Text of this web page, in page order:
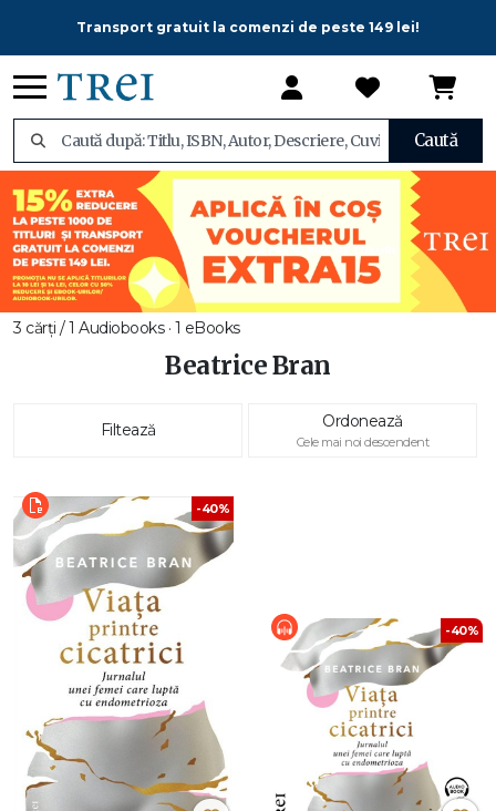
Transport gratuit la comenzi de peste 149 lei!
Caută
3 cărți / 1 Audiobooks · 1 eBooks
Beatrice Bran
Filtează Ordonează
Cele mai noi descendent
-40%
-40%